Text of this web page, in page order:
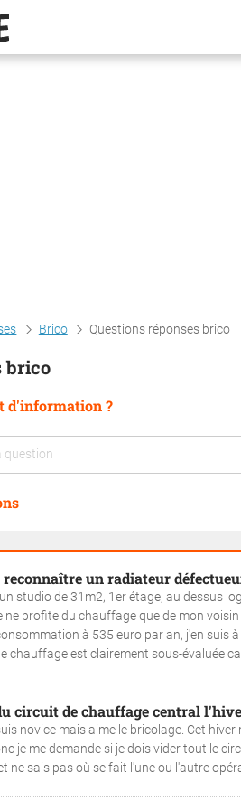
Brico Questions réponses brico
brico
d'information ?
reconnaître un radiateur
studio de 31m2, 1er étage, au dessus
ne profite du chauffage que de mon
à 535 euro par an, j'en suis
chauffage est clairement sous-évaluée
circuit de chauffage central
novice mais aime le bricolage. Cet
je me demande si je dois vider tout le
ne sais pas où se fait l'une ou l'autre